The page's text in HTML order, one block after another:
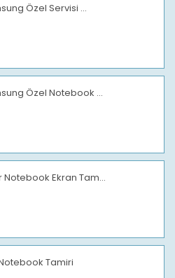
Özel Servisi ...
Özel Notebook ...
Notebook Ekran Tam...
Tamiri